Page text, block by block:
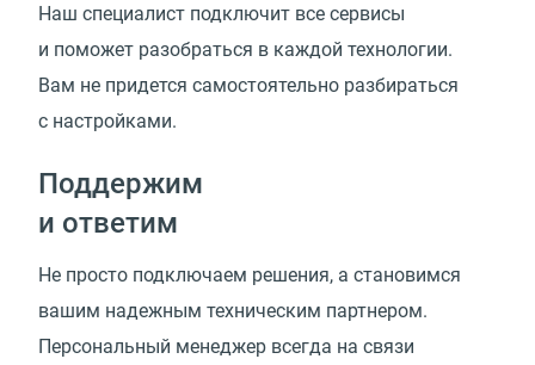
Наш специалист подключит все сервисы
и поможет разобраться в каждой технологии.
Вам не придется самостоятельно разбираться
с настройками.
Поддержим
и ответим
Не просто подключаем решения, а становимся
вашим надежным техническим партнером.
Персональный менеджер всегда на связи